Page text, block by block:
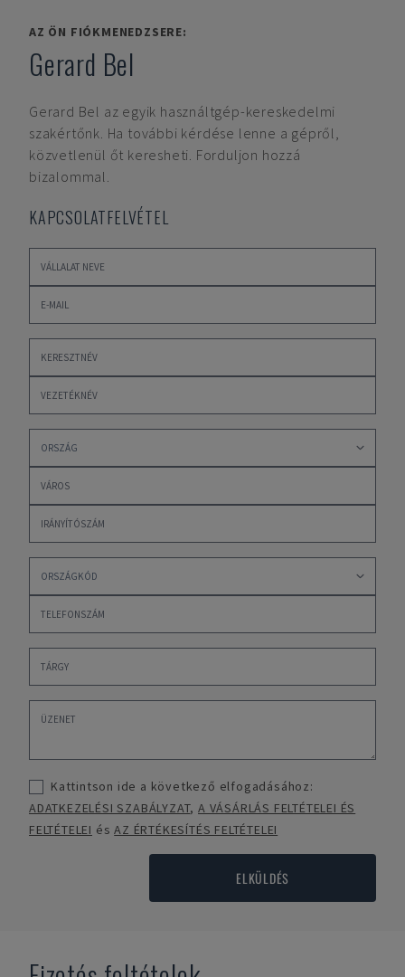
AZ ÖN FIÓKMENEDZSERE:
Gerard Bel
Gerard Bel az egyik használtgép-kereskedelmi
szakértőnk. Ha további kérdése lenne a gépről,
közvetlenül őt keresheti. Forduljon hozzá
bizalommal.
KAPCSOLATFELVÉTEL
Kattintson ide a következő elfogadásához:
ADATKEZELÉSI SZABÁLYZAT,A VÁSÁRLÁS FELTÉTELEI ÉS
FELTÉTELEI ésAZ ÉRTÉKESÍTÉS FELTÉTELEI
ELKÜLDÉS